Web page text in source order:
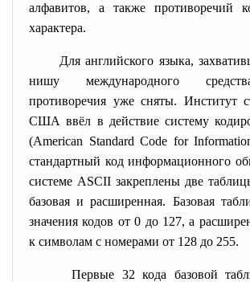
алфавитов, а также противоречий
характера.
Для английского языка,
нишу международного
противоречия уже сняты. Институт
США ввёл в действие систему
(American Standard Code for
стандартный код информационного
системе ASCII закреплены две
базовая и расширенная. Базовая
значения кодов от 0 до 127, а
к символам с номерами от 128 до 255.
Первые 32 кода базовой